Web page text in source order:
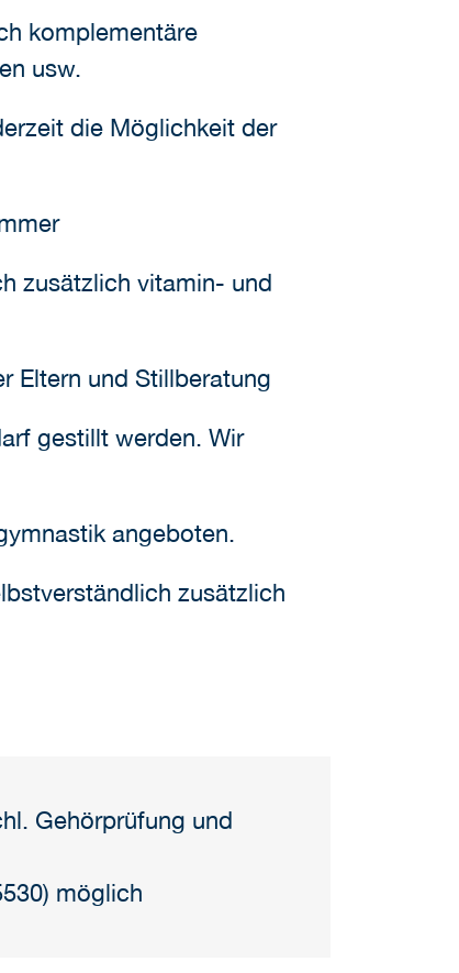
komplementäre
usw.
die Möglichkeit der
zusätzlich vitamin- und
Eltern und Stillberatung
gestillt werden. Wir
angeboten.
zusätzlich
Gehörprüfung und
möglich